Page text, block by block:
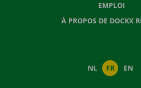
EMPLOI
À PROPOS DE DOCKX
NL FR EN